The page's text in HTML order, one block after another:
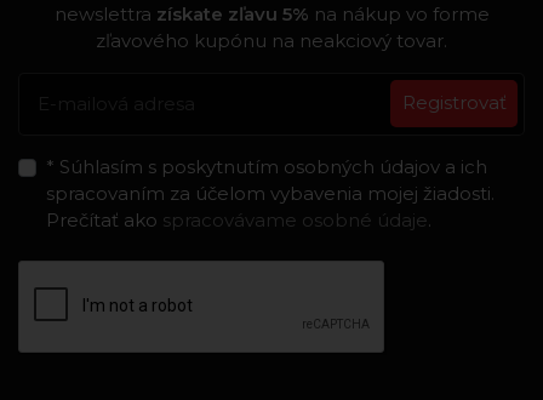
newslettra získate zľavu 5% na nákup vo forme
zľavového kupónu na neakciový tovar.
Registrovať
* Súhlasím s poskytnutím osobných údajov a ich
spracovaním za účelom vybavenia mojej žiadosti.
Prečítať ako spracovávame osobné údaje.